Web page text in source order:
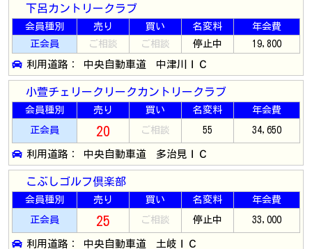
下呂カントリークラブ
会員種別 売り 買い 名変料
年会費
正会員
ご相談 ご相談 停止中 19,800
利用道路： 中央自動車道 中津川ＩＣ
小萱チェリークリークカントリークラブ
会員種別 売り 買い 名変料 年会費
正会員 20 ご相談 55 34,650
利用道路： 中央自動車道 多治見ＩＣ
こぶしゴルフ倶楽部
会員種別 売り 買い 名変料 年会費
正会員 25 ご相談 停止中 33,000
利用道路： 中央自動車道 土岐ＩＣ